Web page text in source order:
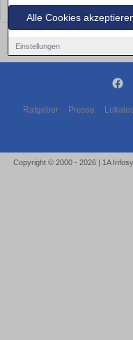
Alle Cookies
Einstellungen
bald wieder vorbei!
Ratgeber Presse
Copyright © 2000 - 2026 | 1A